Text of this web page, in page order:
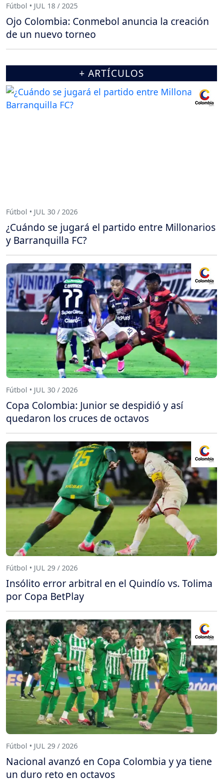
Fútbol • JUL 18 / 2025
Ojo Colombia: Conmebol anuncia la creación
de un nuevo torneo
+ ARTÍCULOS
Fútbol • JUL 30 / 2026
¿Cuándo se jugará el partido entre Millonarios
y Barranquilla FC?
Fútbol • JUL 30 / 2026
Copa Colombia: Junior se despidió y así
quedaron los cruces de octavos
Fútbol • JUL 29 / 2026
Insólito error arbitral en el Quindío vs. Tolima
por Copa BetPlay
Fútbol • JUL 29 / 2026
Nacional avanzó en Copa Colombia y ya tiene
un duro reto en octavos